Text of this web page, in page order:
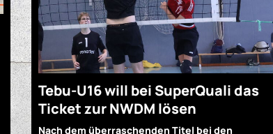
Tebu-U16 will bei SuperQuali das
Ticket zur NWDM lösen
Nach dem überraschenden Titel bei den